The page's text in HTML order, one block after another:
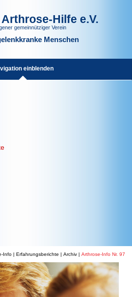
Hilfe e.V.
gemeinnütziger Verein
Menschen
einblenden
Info | Erfahrungsberichte | Archiv | Arthrose-Info Nr. 97